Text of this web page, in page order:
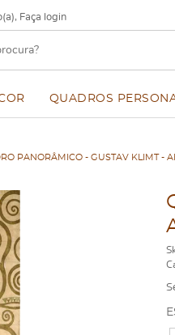
Faça login
QUADROS
PANORÂMICO - GUSTAV KLIMT -